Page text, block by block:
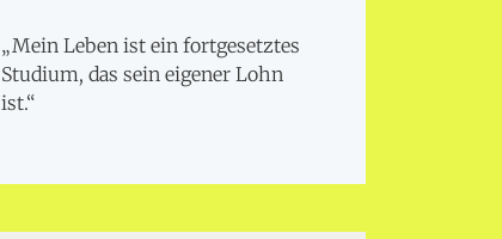
„Mein Leben ist ein fortgesetztes
Studium, das sein eigener Lohn
ist.“